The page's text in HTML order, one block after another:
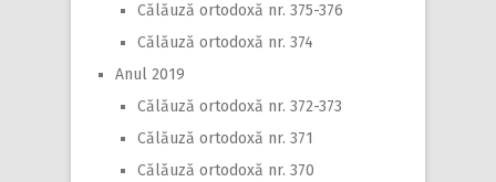
Călăuză ortodoxă nr. 375-376
Călăuză ortodoxă nr. 374
Anul 2019
Călăuză ortodoxă nr. 372-373
Călăuză ortodoxă nr. 371
Călăuză ortodoxă nr. 370